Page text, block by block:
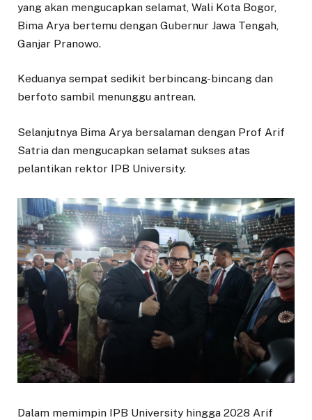
yang akan mengucapkan selamat, Wali Kota Bogor,
Bima Arya bertemu dengan Gubernur Jawa Tengah,
Ganjar Pranowo.
Keduanya sempat sedikit berbincang-bincang dan
berfoto sambil menunggu antrean.
Selanjutnya Bima Arya bersalaman dengan Prof Arif
Satria dan mengucapkan selamat sukses atas
pelantikan rektor IPB University.
Dalam memimpin IPB University hingga 2028 Arif